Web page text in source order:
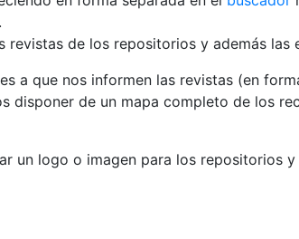
revistas de los repositorios y además las
a que nos informen las revistas (en
disponer de un mapa completo de los
un logo o imagen para los repositorios